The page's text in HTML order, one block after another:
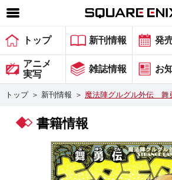
SQUARE ENIX 公式サイトメニュ
ゲーム
マガジン＆ブックス
グッズ
トップ 新刊情報 発
アニメ
実写
雑誌情報 お
トップ ＞ 新刊情報 ＞ 魔法陣グルグル外伝 舞
書籍情報